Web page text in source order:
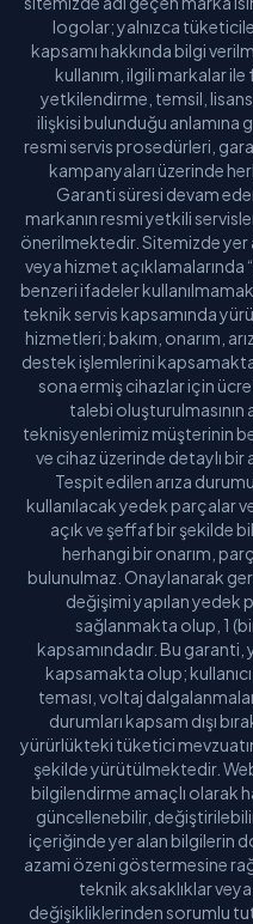
logolar; yalnızca
kapsamı hakkında bilgi
kullanım, ilgili markalar
yetkilendirme, temsil,
ilişkisi bulunduğu anlamına
resmi servis prosedürleri,
kampanyaları üzerinde
Garanti süresi devam
markanın resmi yetkili
önerilmektedir. Sitemizde yer
veya hizmet açıklamalarında
benzeri ifadeler
teknik servis kapsamında
hizmetleri; bakım, onarım,
destek işlemlerini
sona ermiş cihazlar için
talebi oluşturulmasının
teknisyenlerimiz müşterinin
ve cihaz üzerinde detaylı
Tespit edilen arıza
kullanılacak yedek parçalar
açık ve şeffaf bir şekilde
herhangi bir onarım,
bulunulmaz. Onaylanarak
değişimi yapılan yedek
sağlanmakta olup, 1
kapsamındadır. Bu garanti,
kapsamakta olup; kullanıcı
teması, voltaj
durumları kapsam dışı
yürürlükteki tüketici
şekilde yürütülmektedir.
bilgilendirme amaçlı olarak
güncellenebilir,
içeriğinde yer alan bilgilerin
azami özeni göstermesine
teknik aksaklıklar
değişikliklerinden sorumlu